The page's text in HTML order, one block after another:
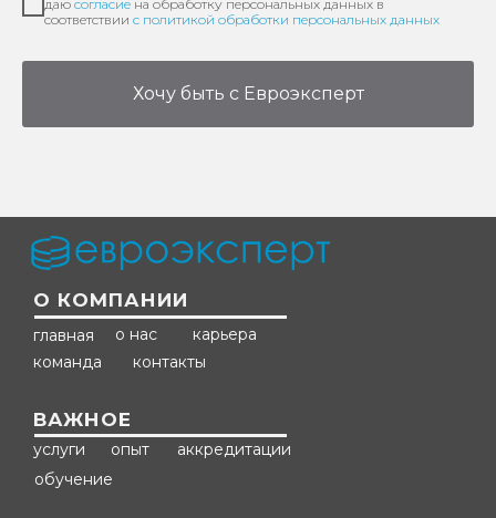
даю согласие на обработку персональных данных в
соответствии с политикой обработки персональных данных
Хочу быть c Евроэксперт
О КОМПАНИИ
главная
ВАЖНОЕ
услуги
контакты
о нас
команда
карьера
опыт
аккредитации
обучение